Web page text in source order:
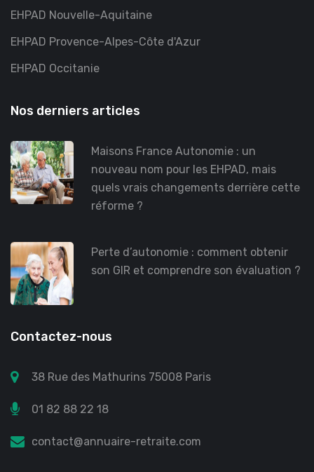
EHPAD Nouvelle-Aquitaine
EHPAD Provence-Alpes-Côte d'Azur
EHPAD Occitanie
Nos derniers articles
Maisons France Autonomie : un
nouveau nom pour les EHPAD, mais
quels vrais changements derrière cette
réforme ?
Perte d’autonomie : comment obtenir
son GIR et comprendre son évaluation ?
Contactez-nous
38 Rue des Mathurins 75008 Paris
01 82 88 22 18
contact@annuaire-retraite.com